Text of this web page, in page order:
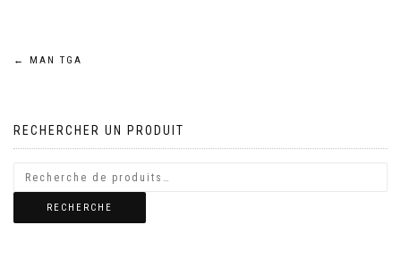
Navigation
l’article
← MAN TGA
RECHERCHER UN PRODUIT
RECHERCHE